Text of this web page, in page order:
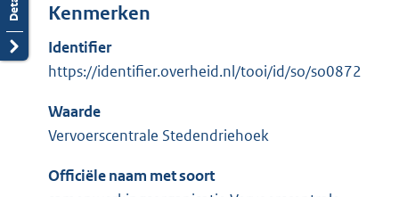
Kenmerken
Identifier
https://identifier.overheid.nl/tooi/id/so/so0872
Waarde
Vervoerscentrale Stedendriehoek
Officiële naam met soort